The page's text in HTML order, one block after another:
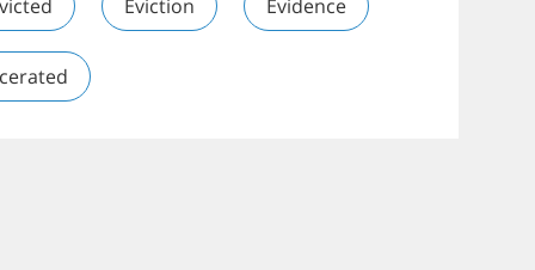
Eviction Evidence